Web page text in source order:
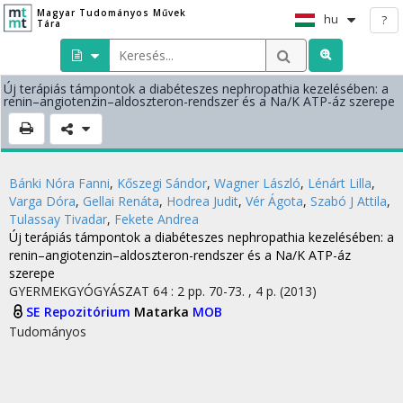
Magyar Tudományos Művek
Tára
hu ?
Új terápiás támpontok a diabéteszes nephropathia kezelésében: a
renin–angiotenzin–aldoszteron-rendszer és a Na/K ATP-áz szerepe
Bánki Nóra Fanni, Kőszegi Sándor, Wagner László, Lénárt Lilla,
Varga Dóra, Gellai Renáta, Hodrea Judit, Vér Ágota, Szabó J Attila,
Tulassay Tivadar, Fekete Andrea
Új terápiás támpontok a diabéteszes nephropathia kezelésében: a
renin–angiotenzin–aldoszteron-rendszer és a Na/K ATP-áz
szerepe
GYERMEKGYÓGYÁSZAT 64 : 2 pp. 70-73. , 4 p. (2013)
SE Repozitórium Matarka MOB
Tudományos